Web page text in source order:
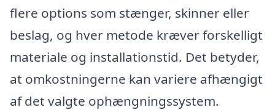
flere options som stænger, skinner eller
beslag, og hver metode kræver forskelligt
materiale og installationstid. Det betyder,
at omkostningerne kan variere afhængigt
af det valgte ophængningssystem.